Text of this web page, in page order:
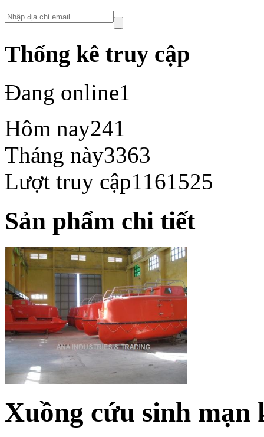
Thống kê truy cập
Đang online1
Hôm nay241
Tháng này3363
Lượt truy cập1161525
Sản phẩm chi tiết
Xuồng cứu sinh mạn